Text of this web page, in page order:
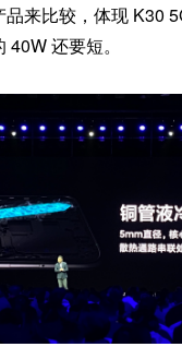
来比较，体现 K30
还要短。